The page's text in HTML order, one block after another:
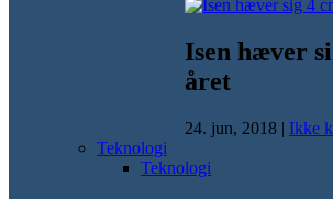
Isen hæver
året
24. jun, 2018 | Ikke
Teknologi
Teknologi